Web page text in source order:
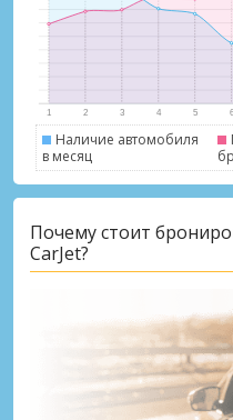
Лучшие
Получите
предложениям
Наличие автомобиля
в месяц
Почему стоит
CarJet?